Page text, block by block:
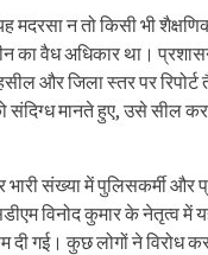
मदरसा न तो किसी भी
का वैध अधिकार था।
और जिला स्तर पर रिपोर्ट
संदिग्ध मानते हुए, उसे सील
भारी संख्या में पुलिसकर्मी और
विनोद कुमार के नेतृत्व में
दी गई। कुछ लोगों ने विरोध